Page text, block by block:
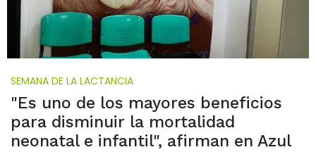
SEMANA DE LA LACTANCIA
"Es uno de los mayores beneficios
para disminuir la mortalidad
neonatal e infantil", afirman en Azul